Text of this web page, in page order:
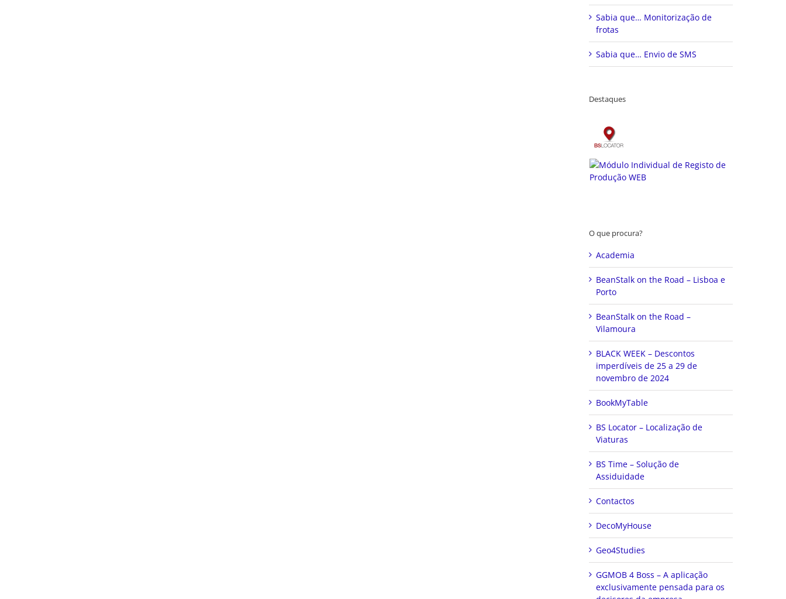
Sabia que… Monitorização de
frotas
Sabia que… Envio de SMS
Destaques
O que procura?
Academia
BeanStalk on the Road – Lisboa e
Porto
BeanStalk on the Road –
Vilamoura
BLACK WEEK – Descontos
imperdíveis de 25 a 29 de
novembro de 2024
BookMyTable
BS Locator – Localização de
Viaturas
BS Time – Solução de
Assiduidade
Contactos
DecoMyHouse
Geo4Studies
GGMOB 4 Boss – A aplicação
exclusivamente pensada para os